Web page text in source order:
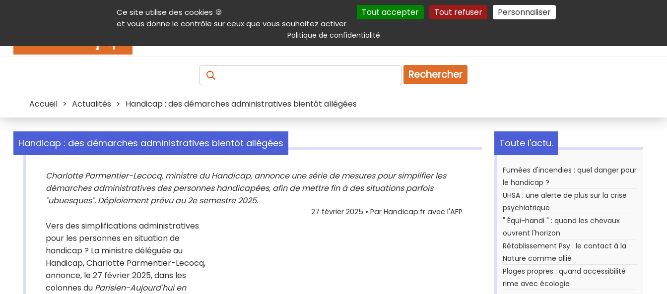
Ce site utilise des cookies 🍪
et vous donne le contrôle sur ceux que vous souhaitez activer
Tout accepter Tout refuser Personnaliser
Politique de confidentialité
Contenu Aide et accessibilité Menu principal Autres services Plan du site Gestion des cookies
Produits & services Emploi Droit
Rechercher
Accueil > Actualités > Handicap : des démarches administratives bientôt allégées
Handicap : des démarches administratives bientôt allégées
Charlotte Parmentier-Lecocq, ministre du Handicap, annonce une série de mesures pour simplifier les
démarches administratives des personnes handicapées, afin de mettre fin à des situations parfois
"ubuesques". Déploiement prévu au 2e semestre 2025.
27 février 2025 • Par Handicap.fr avec l'AFP
Vers des simplifications administratives
pour les personnes en situation de
handicap ? La ministre déléguée au
Handicap, Charlotte Parmentier-Lecocq,
annonce, le 27 février 2025, dans les
colonnes du Parisien-Aujourd'hui en
Toute l'actu.
Fumées d'incendies : quel danger pour
le handicap ?
UHSA : une alerte de plus sur la crise
psychiatrique
" Équi-handi " : quand les chevaux
ouvrent l'horizon
Rétablissement Psy : le contact à la
Nature comme allié
Plages propres : quand accessibilité
rime avec écologie